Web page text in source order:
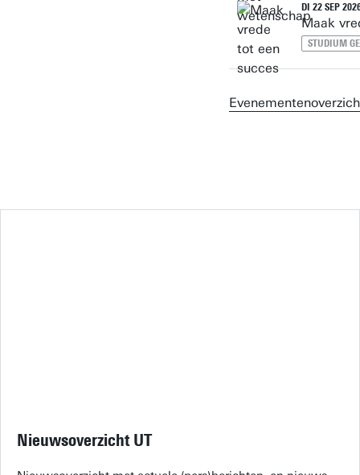
DI 22 SEP
Maak
STUDIUM
Nieuwsoverzicht UT